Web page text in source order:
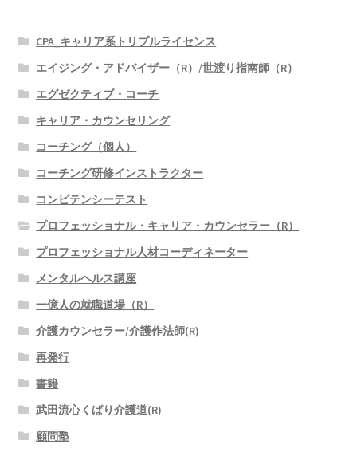
CPA_キャリア系トリプルライセンス
エイジング・アドバイザー（R）/世渡り指南師（R）
エグゼクティブ・コーチ
キャリア・カウンセリング
コーチング（個人）
コーチング研修インストラクター
コンピテンシーテスト
プロフェッショナル・キャリア・カウンセラー（R）
プロフェッショナル人材コーディネーター
メンタルヘルス講座
一億人の就職道場（R）
介護カウンセラー/介護作法師(R)
再発行
書籍
武田流心くばり介護道(R)
顧問塾